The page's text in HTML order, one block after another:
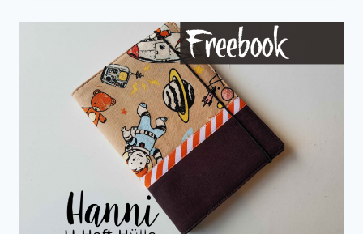
ÄHEN –
NSER W
M-O
UTFIT 2
018